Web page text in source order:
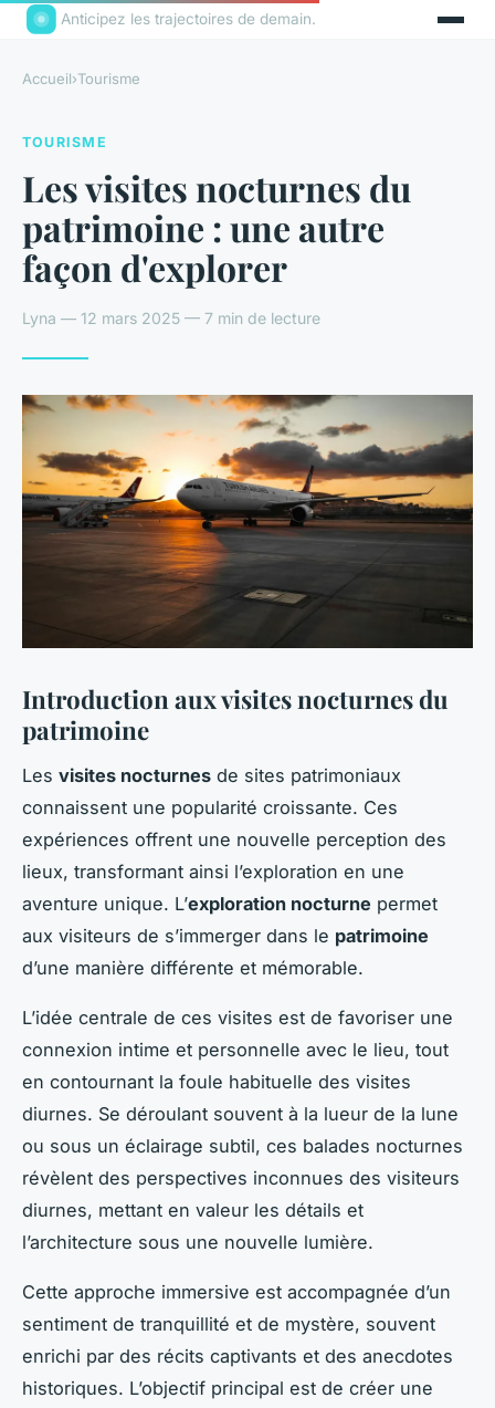
Anticipez les trajectoires de demain.
Accueil›Tourisme
TOURISME
Les visites nocturnes du
patrimoine : une autre
façon d'explorer
Lyna — 12 mars 2025 — 7 min de lecture
Introduction aux visites nocturnes du
patrimoine
Les visites nocturnes de sites patrimoniaux
connaissent une popularité croissante. Ces
expériences offrent une nouvelle perception des
lieux, transformant ainsi l’exploration en une
aventure unique. L’exploration nocturne permet
aux visiteurs de s’immerger dans le patrimoine
d’une manière différente et mémorable.
L’idée centrale de ces visites est de favoriser une
connexion intime et personnelle avec le lieu, tout
en contournant la foule habituelle des visites
diurnes. Se déroulant souvent à la lueur de la lune
ou sous un éclairage subtil, ces balades nocturnes
révèlent des perspectives inconnues des visiteurs
diurnes, mettant en valeur les détails et
l’architecture sous une nouvelle lumière.
Cette approche immersive est accompagnée d’un
sentiment de tranquillité et de mystère, souvent
enrichi par des récits captivants et des anecdotes
historiques. L’objectif principal est de créer une